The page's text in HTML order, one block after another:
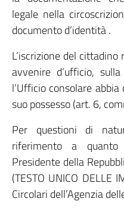
legale nella
documento d’identità .
L’iscrizione del
avvenire d’ufficio,
l’Ufficio consolare
suo possesso (art. 6,
Per questioni di
riferimento a
Presidente della
(TESTO UNICO DELLE
Circolari dell’Agenzia